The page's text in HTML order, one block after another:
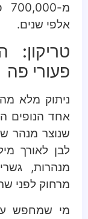
אלפי שנים.
טריקון:
פעורי פה
אחד הנופים
שנוצר מנהר
לבן לאורך
מנהרות,
מרחוק לפני
מי שמחפש